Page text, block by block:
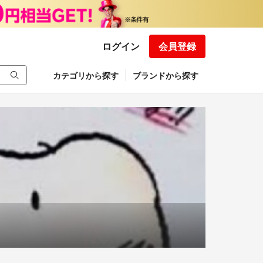
ログイン 会員登録
カテゴリから探す ブランドから探す